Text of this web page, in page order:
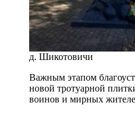
д. Шикотовичи
Важным этапом
новой тротуарной
воинов и мирных